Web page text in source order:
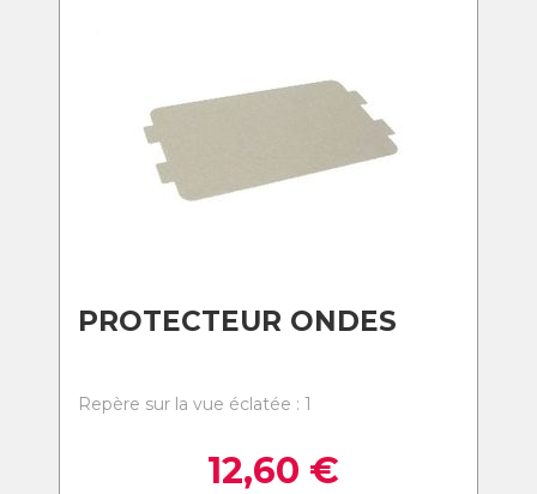
PROTECTEUR ONDES
Repère sur la vue éclatée : 1
12,60 €